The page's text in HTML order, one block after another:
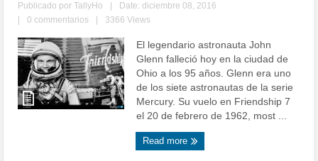
Publicado porTallyHo
Date: diciembre 08, 2016
0 commentarios 3366 Views
El legendario astronauta John
Glenn falleció hoy en la ciudad de
Ohio a los 95 años. Glenn era uno
de los siete astronautas de la serie
Mercury. Su vuelo en Friendship 7
el 20 de febrero de 1962, most ...
Read more